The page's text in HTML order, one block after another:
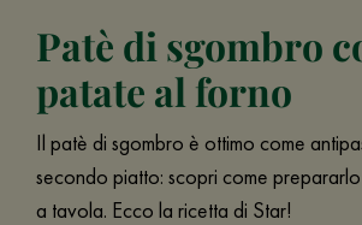
Patè di sgombro
patate al forno
Il patè di sgombro è ottimo come
secondo piatto: scopri come
a tavola. Ecco la ricetta di Star!